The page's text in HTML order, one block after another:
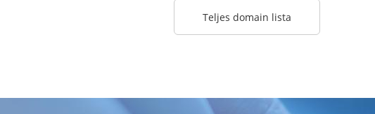
Teljes domain lista